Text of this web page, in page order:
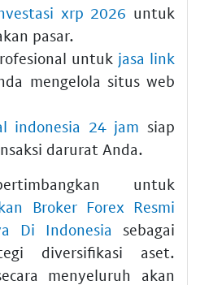
xrp 2026 untuk
pasar.
untuk jasa link
mengelola situs web
indonesia 24 jam siap
darurat Anda.
untuk
Broker Forex Resmi
Di Indonesia sebagai
diversifikasi aset.
menyeluruh akan